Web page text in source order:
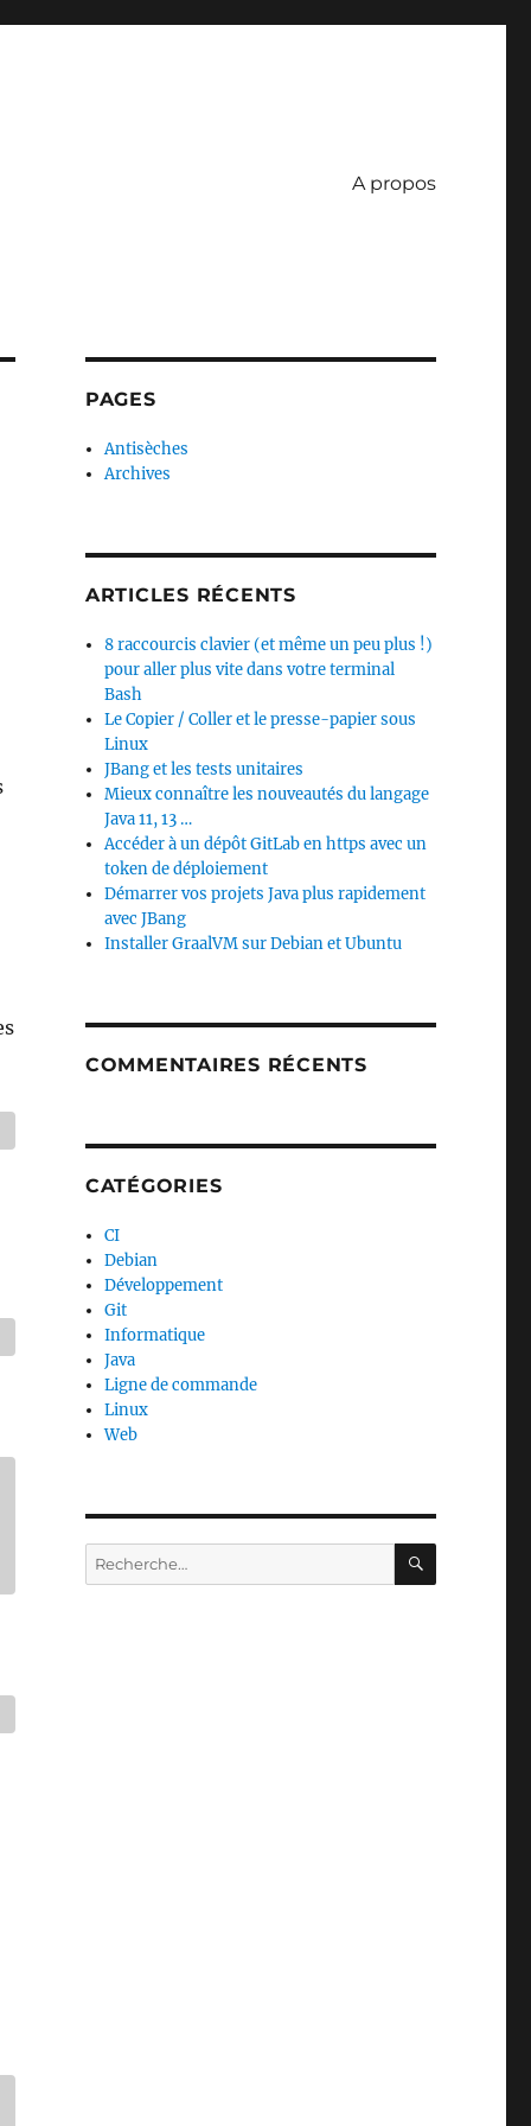
A propos
PAGES
Antisèches
Archives
ARTICLES RÉCENTS
8 raccourcis clavier (et même un peu plus !)
pour aller plus vite dans votre terminal
Bash
Le Copier / Coller et le presse-papier sous
Linux
JBang et les tests unitaires
Mieux connaître les nouveautés du langage
Java 11, 13 …
Accéder à un dépôt GitLab en https avec un
token de déploiement
Démarrer vos projets Java plus rapidement
avec JBang
Installer GraalVM sur Debian et Ubuntu
COMMENTAIRES RÉCENTS
CATÉGORIES
CI
Debian
Développement
Git
Informatique
Java
Ligne de commande
Linux
Web
Recherche
pour :